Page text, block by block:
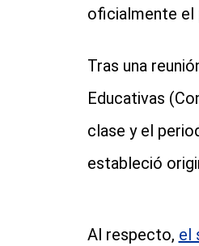
oficialmente el
Tras una
Educativas
clase y el
estableció
Al respecto, el